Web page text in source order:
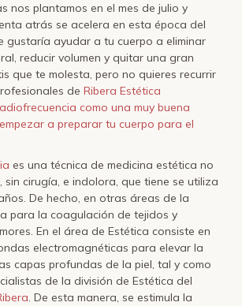
nos plantamos en el mes de julio y
atrás se acelera en esta época del
gustaría ayudar a tu cuerpo a eliminar
reducir volumen y quitar una gran
que te molesta, pero no quieres recurrir
de Ribera Estética
como una muy buena
a preparar tu cuerpo para el
es una técnica de medicina estética no
sin cirugía, e indolora, que tiene se utiliza
De hecho, en otras áreas de la
para la coagulación de tejidos y
En el área de Estética consiste en
electromagnéticas para elevar la
capas profundas de la piel, tal y como
de la división de Estética del
. De esta manera, se estimula la